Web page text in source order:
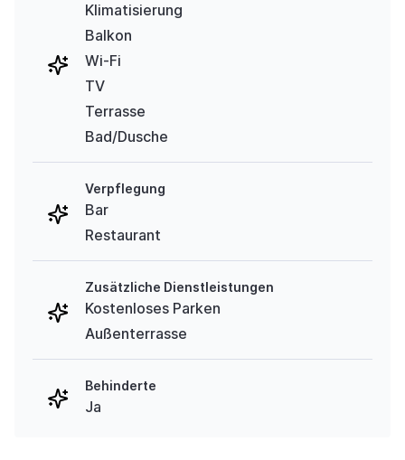
Klimatisierung
Balkon
Wi-Fi
TV
Terrasse
Bad/Dusche
Verpflegung
Bar
Restaurant
Zusätzliche Dienstleistungen
Kostenloses Parken
Außenterrasse
Behinderte
Ja